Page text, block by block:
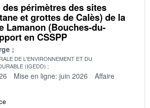
périmètres des sites
et grottes de Calès) de la
Lamanon (Bouches-du-
en CSSPP
DE L'ENVIRONNEMENT ET DU
(IGEDD)
Mise en ligne: juin 2026
Affaire